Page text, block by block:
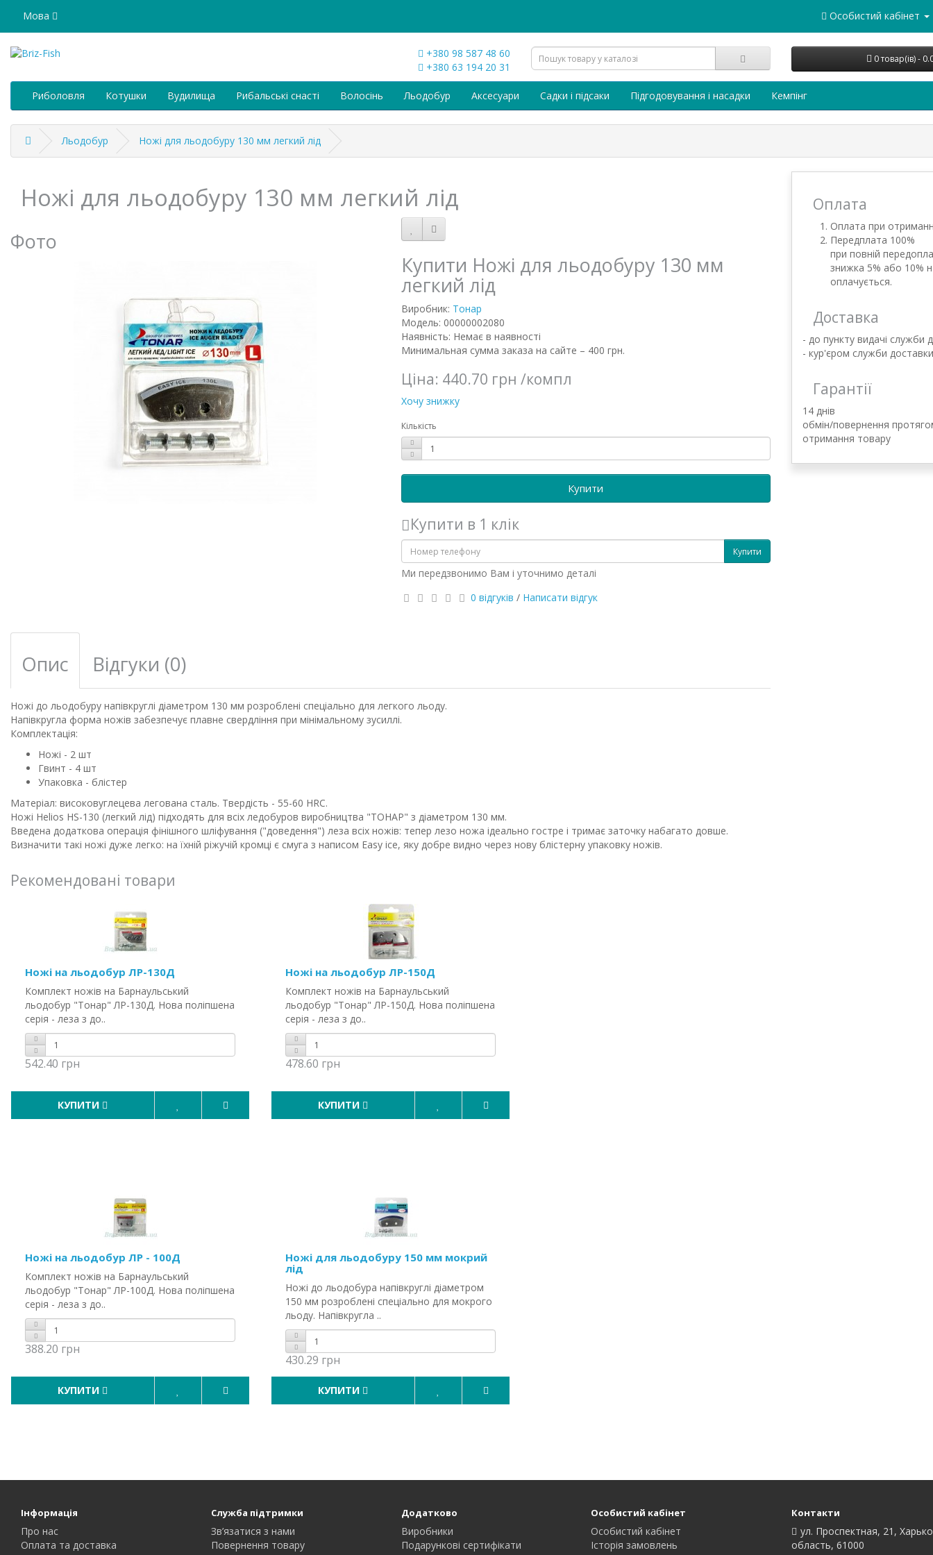
Мова Особистий кабінет
+380 98 587 48 60
+380 63 194 20 31
0 товар(ів) -
Риболовля Котушки Вудилища Рибальські снасті Волосінь Льодобур Аксесуари Садки і підсаки Підгодовування і насадки Кемпінг
Льодобур Ножі для льодобуру 130 мм легкий лід
Ножі для льодобуру 130 мм легкий лід
Фото
Купити Ножі для льодобуру 130 мм
легкий лід
Виробник: Тонар
Модель: 00000002080
Наявність: Немає в наявності
Минимальная сумма заказа на сайте – 400 грн.
Ціна: 440.70 грн /компл
Хочу знижку
Кількість
Купити
Купити в 1 клік
Купити
Ми передзвонимо Вам і уточнимо деталі
0 відгуків / Написати відгук
Опис Відгуки (0)
Ножі до льодобуру напівкруглі діаметром 130 мм розроблені спеціально для легкого льоду.
Напівкругла форма ножів забезпечує плавне свердління при мінімальному зусиллі.
Комплектація:
Ножі - 2 шт
Гвинт - 4 шт
Упаковка - блістер
Матеріал: високовуглецева легована сталь. Твердість - 55-60 HRC.
Ножі Helios HS-130 (легкий лід) підходять для всіх ледобуров виробництва "ТОНАР" з діаметром 130 мм.
Введена додаткова операція фінішного шліфування ("доведення") леза всіх ножів: тепер лезо ножа ідеально гостре і тримає заточку набагато довше.
Визначити такі ножі дуже легко: на їхній ріжучій кромці є смуга з написом Easy ice, яку добре видно через нову блістерну упаковку ножів.
Рекомендовані товари
Ножі на льодобур ЛР-130Д
Комплект ножів на Барнаульський
льодобур "Тонар" ЛР-130Д. Нова поліпшена
серія - леза з до..
542.40 грн
КУПИТИ
Ножі на льодобур ЛР-150Д
Комплект ножів на Барнаульський
льодобур "Тонар" ЛР-150Д. Нова поліпшена
серія - леза з до..
478.60 грн
КУПИТИ
Ножі на льодобур ЛР - 100Д
Комплект ножів на Барнаульський
льодобур "Тонар" ЛР-100Д. Нова поліпшена
серія - леза з до..
388.20 грн
КУПИТИ
Ножі для льодобуру 150 мм мокрий
лід
Ножі до льодобура напівкруглі діаметром
150 мм розроблені спеціально для мокрого
льоду. Напівкругла ..
430.29 грн
КУПИТИ
Оплата
Оплата при
Передплата 100%
при повній
знижка 5% або 10%
оплачується.
Доставка
- до пункту видачі служби
- кур'єром служби
Гарантії
14 днів
обмін/повернення
отримання товару
Інформація
Про нас
Оплата та доставка
Служба підтримки
Зв’язатися з нами
Повернення товару
Додатково
Виробники
Подарункові сертифікати
Особистий кабінет
Особистий кабінет
Історія замовлень
Контакти
ул. Проспектная, 21,
область, 61000